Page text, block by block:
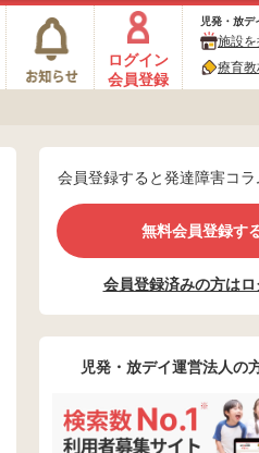
ログイン
会員登録
児発・放デ
施設
療育
会員登録すると発達障害コ
無料会員登録す
会員登録済みの方は
児発・放デイ運営法人の